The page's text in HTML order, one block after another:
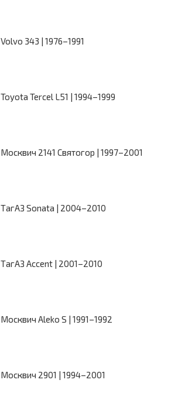
Volvo 343 | 1976–1991
Toyota Tercel L51 | 1994–1999
Москвич 2141 Святогор | 1997–2001
ТагАЗ Sonata | 2004–2010
ТагАЗ Accent | 2001–2010
Москвич Aleko S | 1991–1992
Москвич 2901 | 1994–2001